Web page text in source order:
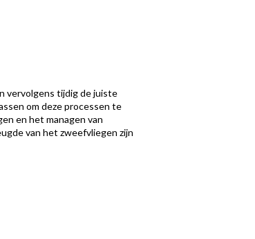
vervolgens tijdig de juiste
om deze processen te
en het managen van
van het zweefvliegen zijn